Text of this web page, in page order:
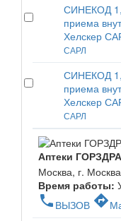
СИНЕКОД
приема
Хелскер
САРЛ
СИНЕКОД
приема
Хелскер
САРЛ
Аптеки
Москва, г.
Время работы:
phone ВЫЗОВ directions